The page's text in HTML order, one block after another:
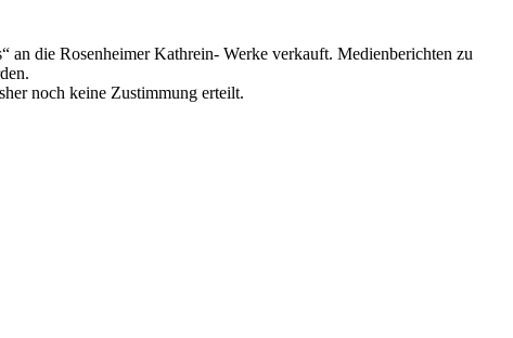
an die Rosenheimer Kathrein- Werke verkauft. Medienberichten zu
noch keine Zustimmung erteilt.